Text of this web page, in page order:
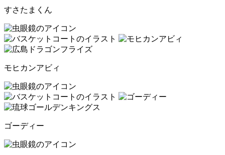
すさたまくん
モヒカンアビィ
ゴーディー